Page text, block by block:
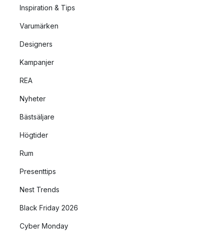
Inspiration & Tips
Varumärken
Designers
Kampanjer
REA
Nyheter
Bästsäljare
Högtider
Rum
Presenttips
Nest Trends
Black Friday 2026
Cyber Monday